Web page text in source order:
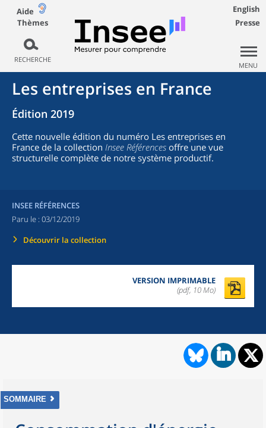
Aide
Thèmes
RECHERCHE
English
Presse
MENU
Les entreprises en France
Édition 2019
Cette nouvelle édition du numéro Les entreprises en
France de la collection Insee Références offre une vue
structurelle complète de notre système productif.
INSEE RÉFÉRENCES
Paru le : 03/12/2019
Découvrir la collection
VERSION IMPRIMABLE
(pdf, 10 Mo)
SOMMAIRE